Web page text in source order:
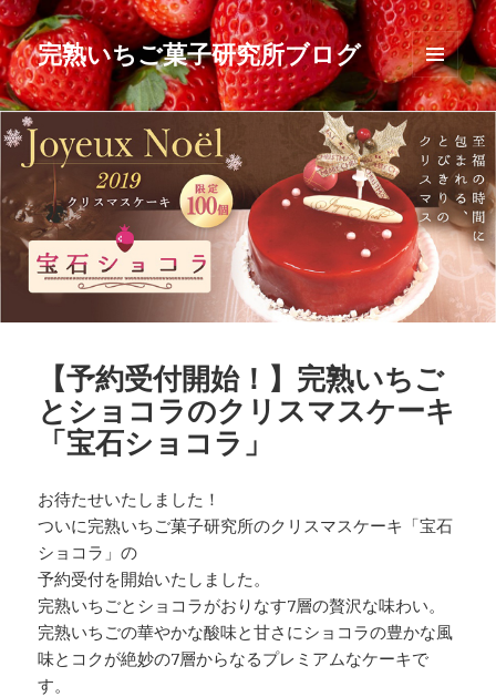
完熟いちご菓子研究所ブログ
メニュ
ーとウ
ット
【予約受付開始！】完熟いちご
とショコラのクリスマスケーキ
「宝石ショコラ」
お待たせいたしました！
ついに完熟いちご菓子研究所のクリスマスケーキ「宝石
ショコラ」の
予約受付を開始いたしました。
完熟いちごとショコラがおりなす7層の贅沢な味わい。
完熟いちごの華やかな酸味と甘さにショコラの豊かな風
味とコクが絶妙の7層からなるプレミアムなケーキで
す。